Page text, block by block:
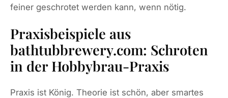
feiner geschrotet werden kann, wenn nötig.
Praxisbeispiele aus
bathtubbrewery.com: Schroten
in der Hobbybrau-Praxis
Praxis ist König. Theorie ist schön, aber smartes